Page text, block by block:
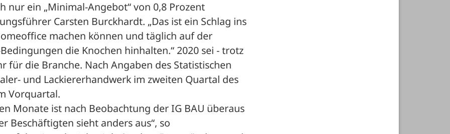
ein „Minimal-Angebot“ von 0,8 Prozent
Carsten Burckhardt. „Das ist ein Schlag ins
machen können und täglich auf der
die Knochen hinhalten.“ 2020 sei - trotz
für die Branche. Nach Angaben des Statistischen
und Lackiererhandwerk im zweiten Quartal des
Vorquartal.
Monate ist nach Beobachtung der IG BAU überaus
Beschäftigten sieht anders aus“, so